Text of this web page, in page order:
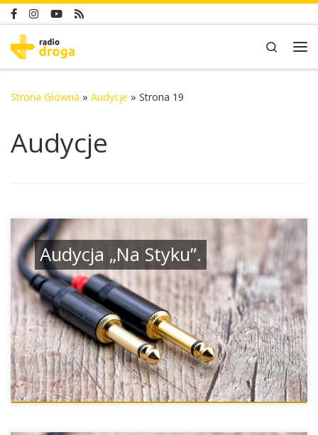
Skip to content
Search
Strona Główna » Audycje » Strona 19
Audycje
Audycja „Na Styku”.